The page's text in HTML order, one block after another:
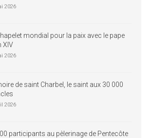
2026
mondial pour la paix avec le pape
XIV
2026
de saint Charbel, le saint aux 30 000
2026
participants au pèlerinage de Pentecôte